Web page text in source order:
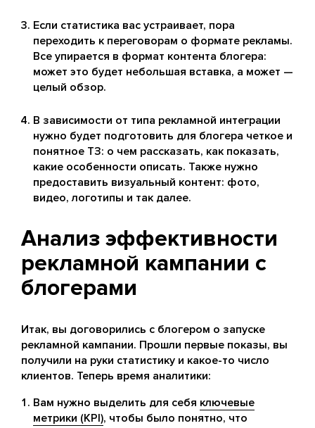
Если статистика вас устраивает, пора
переходить к переговорам о формате рекламы.
Все упирается в формат контента блогера:
может это будет небольшая вставка, а может —
целый обзор.
В зависимости от типа рекламной интеграции
нужно будет подготовить для блогера четкое и
понятное ТЗ: о чем рассказать, как показать,
какие особенности описать. Также нужно
предоставить визуальный контент: фото,
видео, логотипы и так далее.
Анализ эффективности
рекламной кампании с
блогерами
Итак, вы договорились с блогером о запуске
рекламной кампании. Прошли первые показы, вы
получили на руки статистику и какое-то число
клиентов. Теперь время аналитики:
Вам нужно выделить для себя ключевые
метрики (KPI), чтобы было понятно, что